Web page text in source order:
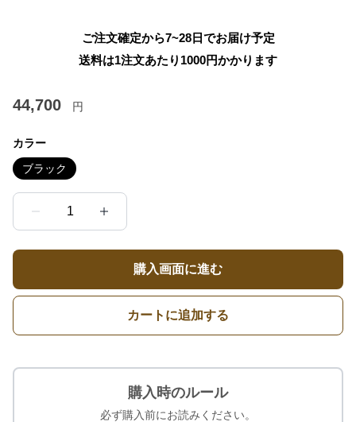
ご注文確定から7~28日でお届け予定
送料は1注文あたり 1000円かかります
44,700 円
カラー
ブラック
1
購入画面に進む
カートに追加する
購入時のルール
必ず購入前にお読みください。